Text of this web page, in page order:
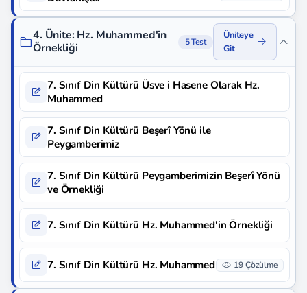
4. Ünite: Hz. Muhammed'in
Örnekliği
5 Test
Üniteye
Git
7. Sınıf Din Kültürü Üsve i Hasene Olarak Hz.
Muhammed
7. Sınıf Din Kültürü Beşerî Yönü ile
Peygamberimiz
7. Sınıf Din Kültürü Peygamberimizin Beşerî Yönü
ve Örnekliği
7. Sınıf Din Kültürü Hz. Muhammed'in Örnekliği
7. Sınıf Din Kültürü Hz. Muhammed 19 Çözülme